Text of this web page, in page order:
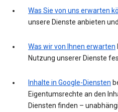
Was Sie von uns erwarten
unsere Dienste anbieten
Was wir von Ihnen erwarten
Nutzung unserer Dienste
Inhalte in Google-Diensten
Eigentumsrechte an den
Diensten finden –